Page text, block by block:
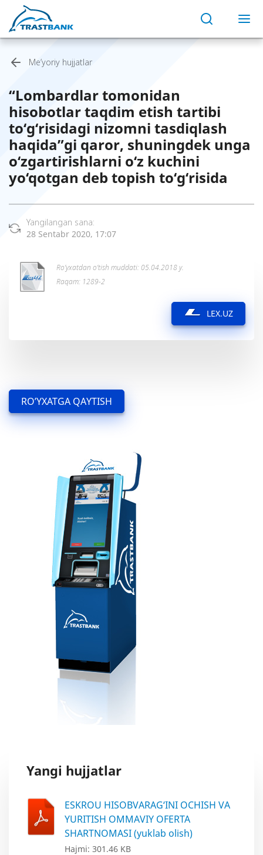
Me’yoriy hujjatlar
“Lombardlar tomonidan
hisobotlar taqdim etish tartibi
to‘g‘risidagi nizomni tasdiqlash
haqida”gi qaror, shuningdek unga
o‘zgartirishlarni o‘z kuchini
yo‘qotgan deb topish to‘g‘risida
Yangilangan sana:
28 Sentabr 2020, 17:07
Ro’yxatdan o’tish muddati: 05.04.2018 y.
Raqam: 1289-2
LEX.UZ
RO’YXATGA QAYTISH
Yangi hujjatlar
ESKROU HISOBVARAG‘INI OCHISH VA
YURITISH OMMAVIY OFERTA
SHARTNOMASI (yuklab olish)
Hajmi: 301.46 KB